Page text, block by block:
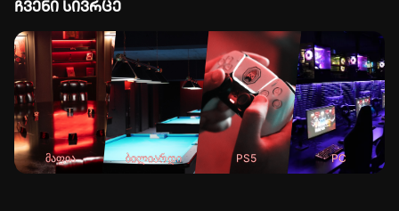
ჩვენი სივრცე
მაფია ბილიარდი PS5 PC